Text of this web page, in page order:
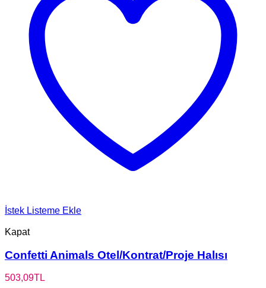
İstek Listeme Ekle
Kapat
Confetti Animals Otel/Kontrat/Proje Halısı
503,09TL